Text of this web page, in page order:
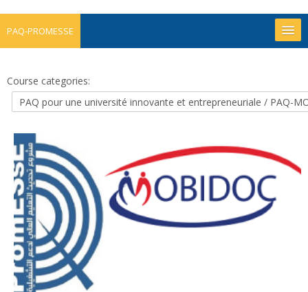
PAQ-PROMESSE
Projets
Appels en cours
English ‎(en)‎
Search
courses
Course categories: